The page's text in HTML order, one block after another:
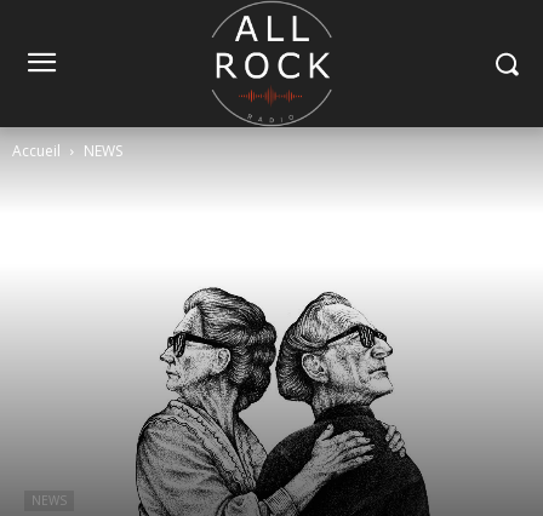
Accueil NEWS
NEWS